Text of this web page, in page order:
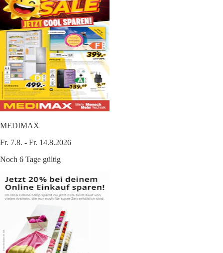
MEDIMAX
Fr. 7.8. - Fr. 14.8.2026
Noch 6 Tage gültig